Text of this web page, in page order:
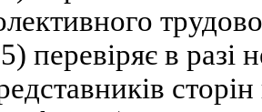
перевіряє в разі